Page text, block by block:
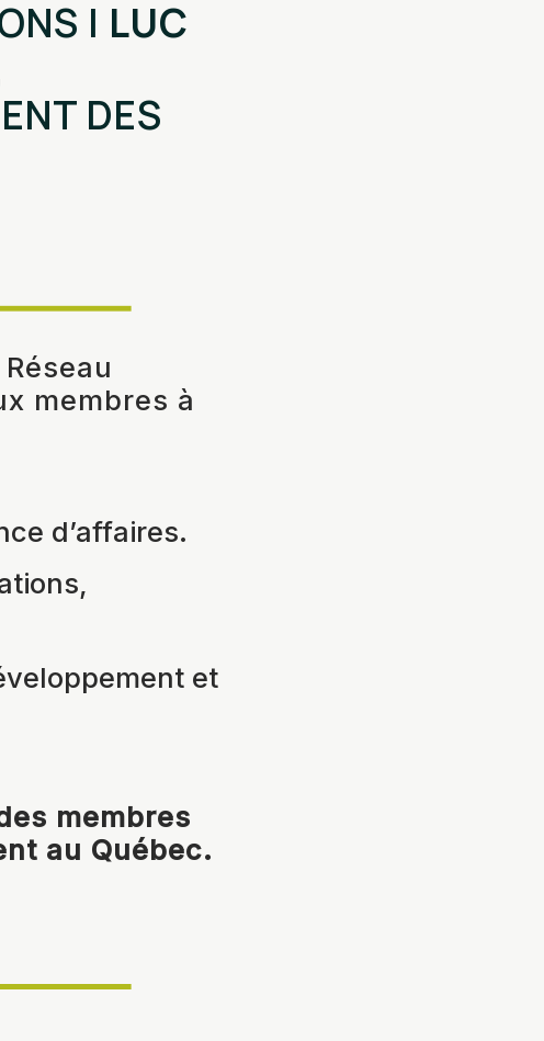
| LUC
DES
membres à
d’affaires.
et
membres
au Québec.